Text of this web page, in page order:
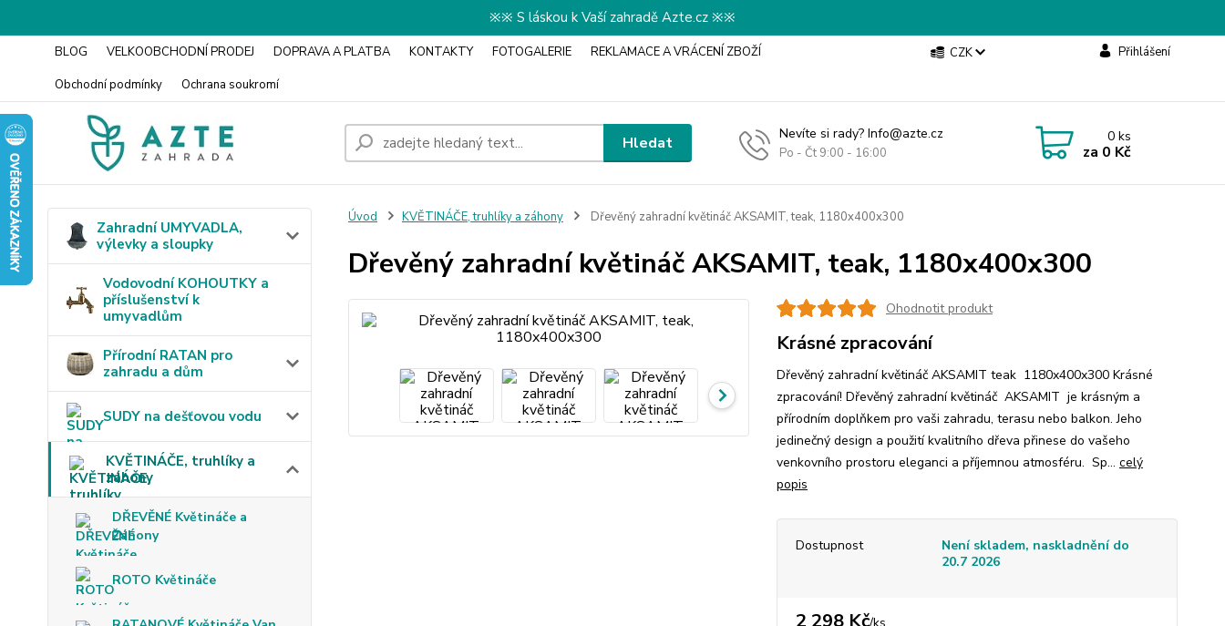
※※ S láskou k Vaší zahradě Azte.cz ※※
BLOG VELKOOBCHODNÍ PRODEJ DOPRAVA A PLATBA KONTAKTY FOTOGALERIE
REKLAMACE A VRÁCENÍ ZBOŽÍ
Obchodní podmínky
Ochrana soukromí
CZK Přihlášení
Hledat Nevíte si rady? Info@azte.cz
Po - Čt 9:00 - 16:00
0ks
za 0 Kč
Zahradní UMYVADLA,
výlevky a sloupky
Vodovodní KOHOUTKY a
příslušenství k
umyvadlům
Přírodní RATAN pro
zahradu a dům
SUDY na dešťovou vodu
KVĚTINÁČE, truhlíky a
záhony
DŘEVĚNÉ Květináče a
Záhony
ROTO Květináče
Úvod KVĚTINÁČE, truhlíky a záhony Dřevěný zahradní květináč AKSAMIT, teak, 1180x400x300
Dřevěný zahradní květináč AKSAMIT, teak, 1180x400x300
Ohodnotit produkt
Krásné zpracování
Dřevěný zahradní květináč AKSAMIT teak 1180x400x300 Krásné
zpracování! Dřevěný zahradní květináč AKSAMIT je krásným a
přírodním doplňkem pro vaši zahradu, terasu nebo balkon. Jeho
jedinečný design a použití kvalitního dřeva přinese do vašeho
venkovního prostoru eleganci a příjemnou atmosféru. Sp... celý
popis
Dostupnost
Není skladem, naskladnění do
20.7 2026
2 298 Kč